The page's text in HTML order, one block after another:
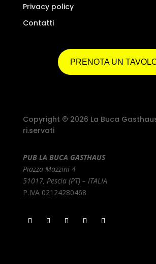
Privacy policy
Contatti
PRENOTA UN
Copyright © 2026 La Buca
ri.servati
PUB LA BUCA GASTHAUS
Piazza Mazzini 4
51017, Pescia (PT) – ITALIA
P.IVA 02124280468